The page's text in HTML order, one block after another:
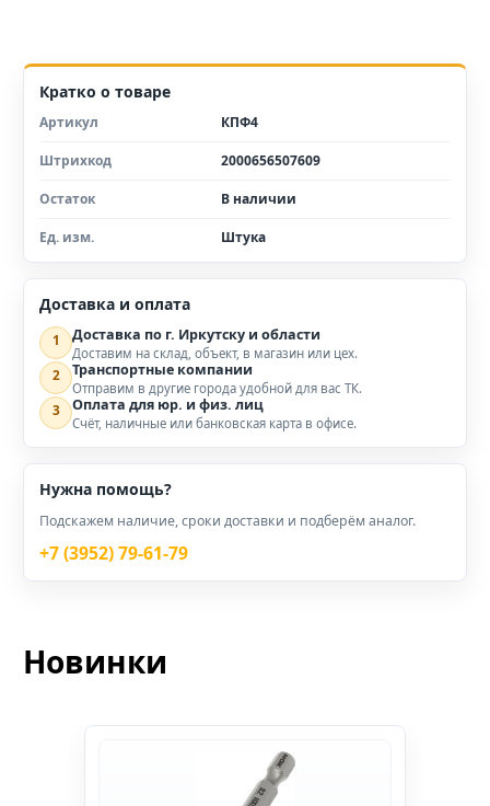
Кратко о товаре
Артикул КПФ4
Штрихкод 2000656507609
Остаток В наличии
Ед. изм. Штука
Доставка и оплата
1 Доставка по г. Иркутску и области
Доставим на склад, объект, в магазин или цех.
2 Транспортные компании
Отправим в другие города удобной для вас ТК.
3 Оплата для юр. и физ. лиц
Счёт, наличные или банковская карта в офисе.
Нужна помощь?
Подскажем наличие, сроки доставки и подберём аналог.
+7 (3952) 79-61-79
Новинки